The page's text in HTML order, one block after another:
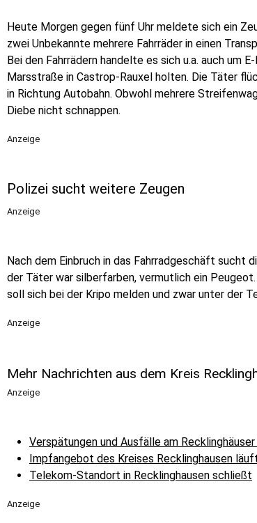
Heute Morgen gegen fünf Uhr meldete sich ein
zwei Unbekannte mehrere Fahrräder in einen
Bei den Fahrrädern handelte es sich u.a. auch um
Marsstraße in Castrop-Rauxel holten. Die Täter
in Richtung Autobahn. Obwohl mehrere
Diebe nicht schnappen.
Anzeige
Polizei sucht weitere Zeugen
Anzeige
Nach dem Einbruch in das Fahrradgeschäft sucht
der Täter war silberfarben, vermutlich ein
soll sich bei der Kripo melden und zwar unter der
Anzeige
Mehr Nachrichten aus dem Kreis
Anzeige
Verspätungen und Ausfälle am
Impfangebot des Kreises Recklinghausen
Telekom-Standort in Recklinghausen schließt
Anzeige